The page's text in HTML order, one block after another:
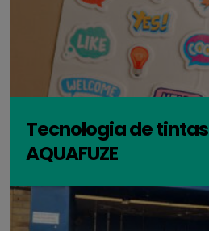
Tecnologia de tintas
AQUAFUZE